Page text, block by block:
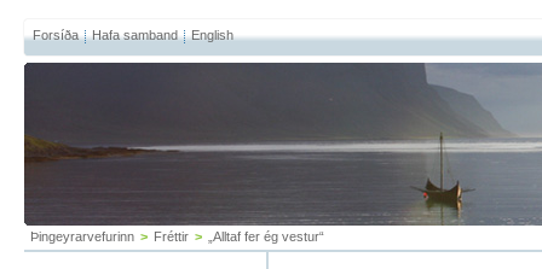
Forsíða Hafa samband English
Þingeyrarvefurinn > Fréttir > „Alltaf fer ég vestur“